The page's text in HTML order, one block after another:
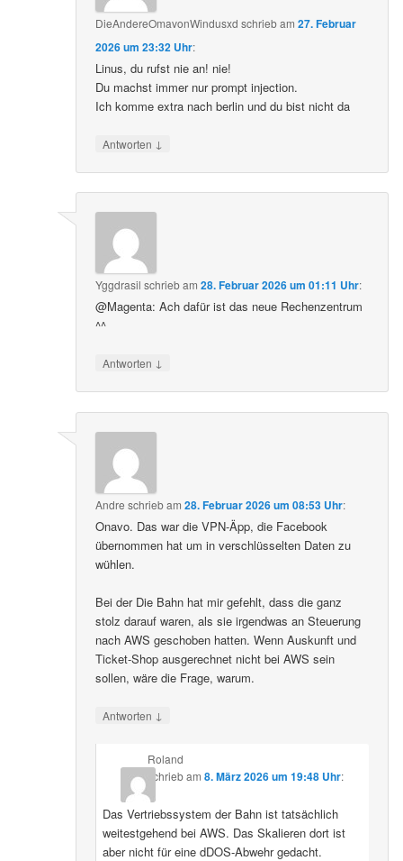
DieAndereOmavonWindusxd schriebam27. Februar
2026 um 23:32 Uhr:
Linus, du rufst nie an! nie!
Du machst immer nur prompt injection.
Ich komme extra nach berlin und du bist nicht da
Antworten ↓
Yggdrasil schriebam28. Februar 2026 um 01:11 Uhr:
@Magenta: Ach dafür ist das neue Rechenzentrum
^^
Antworten ↓
Andre schriebam28. Februar 2026 um 08:53 Uhr:
Onavo. Das war die VPN-Äpp, die Facebook
übernommen hat um in verschlüsselten Daten zu
wühlen.
Bei der Die Bahn hat mir gefehlt, dass die ganz
stolz darauf waren, als sie irgendwas an Steuerung
nach AWS geschoben hatten. Wenn Auskunft und
Ticket-Shop ausgerechnet nicht bei AWS sein
sollen, wäre die Frage, warum.
Antworten ↓
Roland
schriebam 8. März 2026 um 19:48 Uhr:
Das Vertriebssystem der Bahn ist tatsächlich
weitestgehend bei AWS. Das Skalieren dort ist
aber nicht für eine dDOS-Abwehr gedacht.